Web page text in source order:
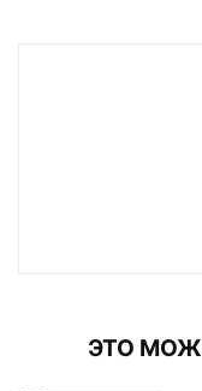
ЭТО